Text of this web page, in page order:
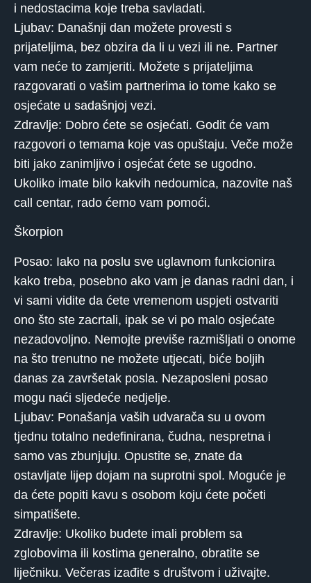
i nedostacima koje treba savladati.
Ljubav: Današnji dan možete provesti s
prijateljima, bez obzira da li u vezi ili ne. Partner
vam neće to zamjeriti. Možete s prijateljima
razgovarati o vašim partnerima io tome kako se
osjećate u sadašnjoj vezi.
Zdravlje: Dobro ćete se osjećati. Godit će vam
razgovori o temama koje vas opuštaju. Veče može
biti jako zanimljivo i osjećat ćete se ugodno.
Ukoliko imate bilo kakvih nedoumica, nazovite naš
call centar, rado ćemo vam pomoći.
Škorpion
Posao: Iako na poslu sve uglavnom funkcionira
kako treba, posebno ako vam je danas radni dan, i
vi sami vidite da ćete vremenom uspjeti ostvariti
ono što ste zacrtali, ipak se vi po malo osjećate
nezadovoljno. Nemojte previše razmišljati o onome
na što trenutno ne možete utjecati, biće boljih
danas za završetak posla. Nezaposleni posao
mogu naći sljedeće nedjelje.
Ljubav: Ponašanja vaših udvarača su u ovom
tjednu totalno nedefinirana, čudna, nespretna i
samo vas zbunjuju. Opustite se, znate da
ostavljate lijep dojam na suprotni spol. Moguće je
da ćete popiti kavu s osobom koju ćete početi
simpatišete.
Zdravlje: Ukoliko budete imali problem sa
zglobovima ili kostima generalno, obratite se
liječniku. Večeras izađite s društvom i uživajte.